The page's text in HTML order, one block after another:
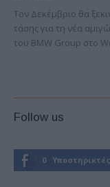
Τον Δεκέμβριο θα
τάσης για τη νέα
του BMW Group στο
Follow us
0 Υποστηρικτές